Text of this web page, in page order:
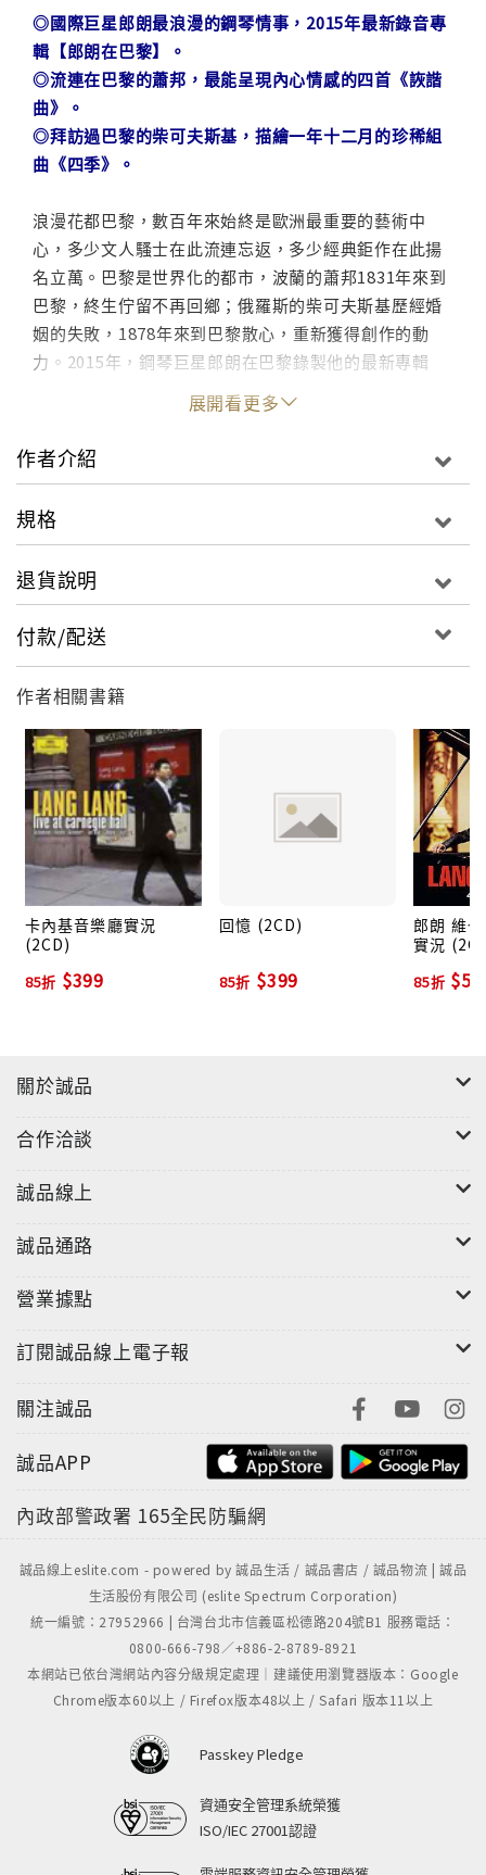
◎國際巨星郎朗最浪漫的鋼琴情事，2015年最新錄音專
輯【郎朗在巴黎】。
◎流連在巴黎的蕭邦，最能呈現內心情感的四首《詼諧
曲》。
◎拜訪過巴黎的柴可夫斯基，描繪一年十二月的珍稀組
曲《四季》。
浪漫花都巴黎，數百年來始終是歐洲最重要的藝術中
心，多少文人騷士在此流連忘返，多少經典鉅作在此揚
名立萬。巴黎是世界化的都市，波蘭的蕭邦1831年來到
巴黎，終生佇留不再回鄉；俄羅斯的柴可夫斯基歷經婚
姻的失敗，1878年來到巴黎散心，重新獲得創作的動
力。2015年，鋼琴巨星郎朗在巴黎錄製他的最新專輯
【郎朗在巴黎】，獻給樂迷最浪漫的琴音。
足跡踏遍全世界的郎朗，一直把巴黎當做自己在歐洲的
落腳點，光是2015前半年就已造訪這座花都六次，包括
式、在凡爾賽宮的鏡廳舉辦特別演出並錄製DVD等等。
獨奏會曲目，詮釋曲目包括蕭邦的四首《詼諧曲》，以
蕭邦對於郎朗的重要性不言可喻，他十四歲在北京的個
人首場獨奏會正是演奏蕭邦，而他加盟SONY唱片首張
專輯也是蕭邦。郎朗挑選鋼琴詩人最受歡迎的四首《詼
諧曲》，李斯特認為這是最能表現蕭邦內心世界的非凡
傑作。第一號熱情狂亂、第二號華麗多變、第三號深沉
濃郁、第四號幸福溫暖，而在演奏技巧上，這四首詼諧
曲更能讓郎朗充分展現光彩奪目的魅力。
如同對蕭邦的特殊感情，郎朗首次在國際奠定聲望，則
是1999年在芝加哥詮釋柴可夫斯基的第一號鋼琴協奏
曲。本專輯挑選的《四季》，是柴可夫斯基應俄國「小
說家」雜誌邀約，為一年四季每個月份所寫的特色小
注其中，郎朗說：「柴可夫斯基在音符中所創造的和聲
這張專輯2015年夏天在巴黎的巴士底國家歌劇院進行錄
製，【朗朗在巴黎】不僅是這位巨星的巴黎儷音，也是
蕭邦與柴可夫斯基的巴黎迴響，更是全球樂迷的巴黎印
都印象。
展開看更多
作者介紹
規格
退貨說明
付款/配送
作者相關書籍
卡內基音樂廳實況
(2CD)
85折 $399
回憶 (2CD)
85折 $399
郎朗 維
實況
85折
關於誠品
合作洽談
誠品線上
誠品通路
營業據點
訂閱誠品線上電子報
關注誠品
誠品APP
內政部警政署 165全民防騙網
誠品線上eslite.com - powered by 誠品生活 / 誠品書店 / 誠品物流 | 誠品
生活股份有限公司 (eslite Spectrum Corporation)
統一編號：27952966 | 台灣台北市信義區松德路204號B1 服務電話：
0800-666-798／+886-2-8789-8921
本網站已依台灣網站內容分級規定處理｜建議使用瀏覽器版本：Google
Chrome版本60以上 / Firefox版本48以上 / Safari 版本11以上
Passkey Pledge
資通安全管理系統榮獲
ISO/IEC 27001認證